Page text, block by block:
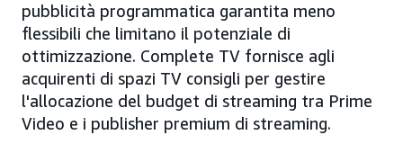
pubblicità programmatica garantita meno
flessibili che limitano il potenziale di
ottimizzazione. Complete TV fornisce agli
acquirenti di spazi TV consigli per gestire
l'allocazione del budget di streaming tra Prime
Video e i publisher premium di streaming.